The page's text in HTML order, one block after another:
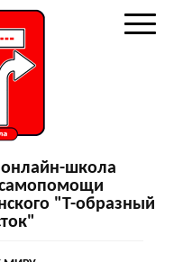
школа
самопомощи
"Т-образный